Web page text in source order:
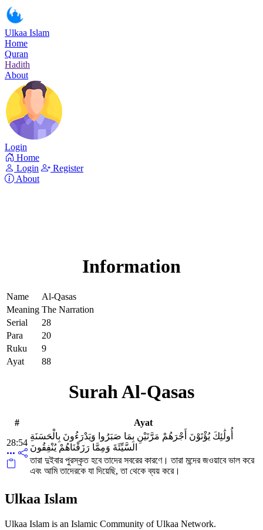
Ulkaa Islam
Home
Quran
Hadith
About
Login
Home
Login
Register
About
Information
Name
Al-Qasas
Meaning The Narration
Serial
28
Para
20
Ruku
9
Ayat
88
Surah Al-Qasas
#
Ayat
28:54
أُولَٰئِكَ يُؤْتَوْنَ أَجْرَهُمْ مَرَّتَيْنِ بِمَا صَبَرُوا وَيَدْرَءُونَ بِالْحَسَنَةِ
السَّيِّئَةَ وَمِمَّا رَزَقْنَاهُمْ يُنْفِقُونَ
তারা দুইবার পুরস্কৃত হবে তাদের সবরের কারণে। তারা মন্দের জওয়াবে ভাল করে
এবং আমি তাদেরকে যা দিয়েছি, তা থেকে ব্যয় করে।
Ulkaa Islam
Ulkaa Islam is an Islamic Community of Ulkaa Network.